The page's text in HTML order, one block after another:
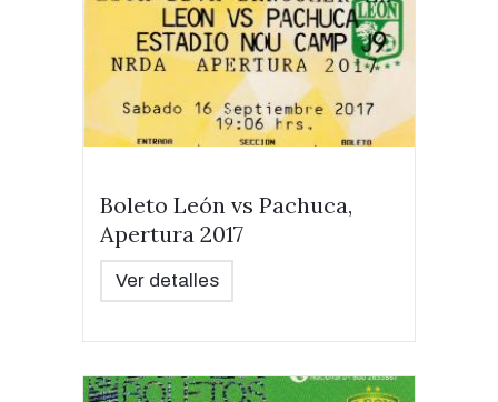
Boleto León vs Pachuca,
Apertura 2017
Ver detalles